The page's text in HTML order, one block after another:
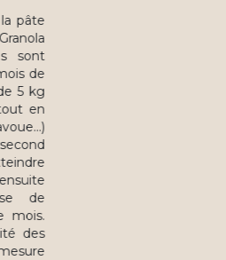
pâte
sont
de
5 kg
en
de
mois.
des